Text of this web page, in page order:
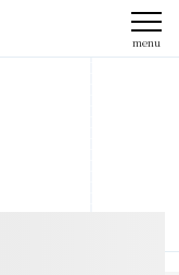
menu